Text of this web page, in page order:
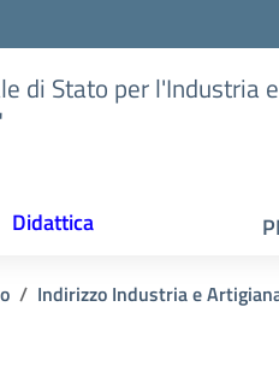
di Stato per l'Industria
Didattica
Indirizzo Industria e